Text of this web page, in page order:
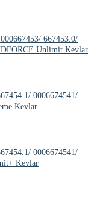
667453.0/
Unlimit Kevlar
0006674541/
Kevlar
0006674541/
Kevlar